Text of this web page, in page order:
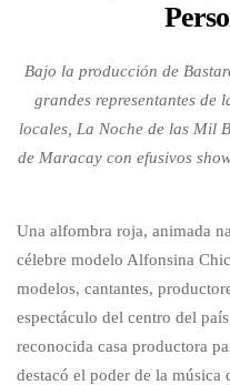
Bajo la producción de
grandes representantes de
locales, La Noche de las Mil
de Maracay con efusivos
Una alfombra roja, animada
célebre modelo Alfonsina
modelos, cantantes,
espectáculo del centro del
reconocida casa productora
destacó el poder de la música